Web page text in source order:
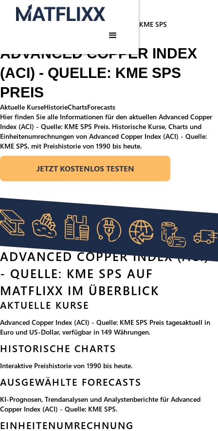
Startseite/
Rohstoffe
Advanced Copper Index (ACI) - Quelle: KME SPS
ADVANCED COPPER INDEX
(ACI) - QUELLE: KME SPS
PREIS
Aktuelle KurseHistorieChartsForecasts
Hier finden Sie alle Informationen für den aktuellen Advanced Copper
Index (ACI) - Quelle: KME SPS Preis. Historische Kurse, Charts und
Einheitenumrechnungen von Advanced Copper Index (ACI) - Quelle:
KME SPS, mit Preishistorie von 1990 bis heute.
JETZT KOSTENLOS TESTEN
ADVANCED COPPER INDEX (ACI)
- QUELLE: KME SPS AUF
MATFLIXX IM ÜBERBLICK
AKTUELLE KURSE
Advanced Copper Index (ACI) - Quelle: KME SPS Preis tagesaktuell in
Euro und US-Dollar, verfügbar in 149 Währungen.
HISTORISCHE CHARTS
Interaktive Preishistorie von 1990 bis heute.
AUSGEWÄHLTE FORECASTS
KI-Prognosen, Trendanalysen und Analystenberichte für Advanced
Copper Index (ACI) - Quelle: KME SPS.
EINHEITENUMRECHNUNG